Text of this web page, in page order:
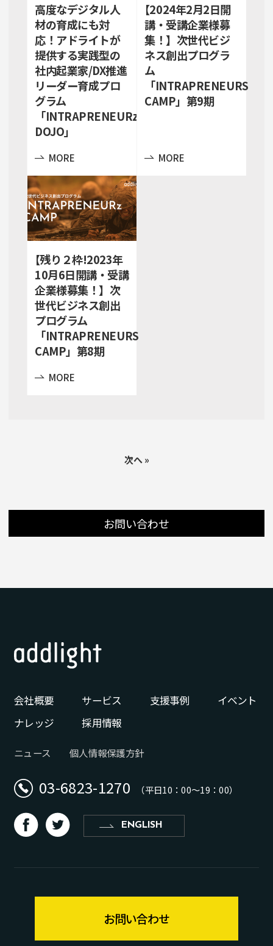
高度なデジタル人
材の育成にも対
応！アドライトが
提供する実践型の
社内起業家/DX推進
リーダー育成プロ
グラム
「INTRAPRENEURz
DOJO」
MORE
【2024年2月2日開
講・受講企業様募
集！】次世代ビジ
ネス創出プログラ
ム
「INTRAPRENEURS
CAMP」第9期
MORE
【残り２枠!2023年
10月6日開講・受講
企業様募集！】次
世代ビジネス創出
プログラム
「INTRAPRENEURS
CAMP」第8期
MORE
次へ »
お問い合わせ
会社概要 サービス 支援事例
イベント
ナレッジ
採用情報
ニュース 個人情報保護方針
03-6823-1270 （平日10：00〜19：00）
d b ENGLISH
お問い合わせ